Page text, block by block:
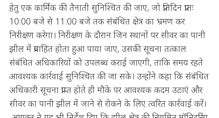
हेतु एक कार्मिक की तैनाती सुनिश्चित की जाए, जो प्रतिदिन प्रातः
10:00 बजे से 11:00 बजे तक संबंधित क्षेत्र का भ्रमण कर
निरीक्षण करेगा। निरीक्षण के दौरान जिन स्थानों पर सीवर का पानी
झील में प्रवाहित होता हुआ पाया जाए, उसकी सूचना तत्काल
संबंधित अधिकारियों को उपलब्ध कराई जाएगी, ताकि समय रहते
आवश्यक कार्रवाई सुनिश्चित की जा सके। उन्होंने कहा कि संबंधित
अधिकारी सूचना प्राप्त होते ही मौके पर आवश्यक कदम उठाएं और
सीवर का पानी झील में जाने से रोकने के लिए त्वरित कार्रवाई करें।